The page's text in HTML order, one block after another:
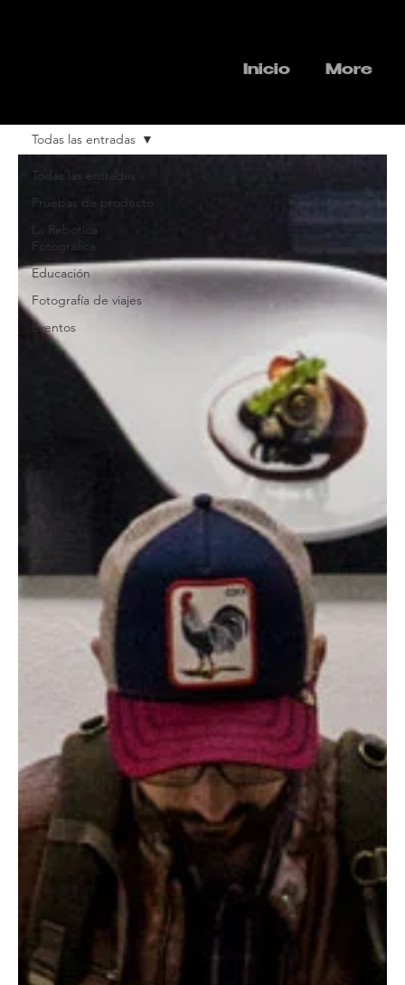
Inicio More
Todas las entradas
Pruebas de producto
La Rebotica
Fotográfica
Educación
Fotografía de viajes
Eventos
Todas las entradas